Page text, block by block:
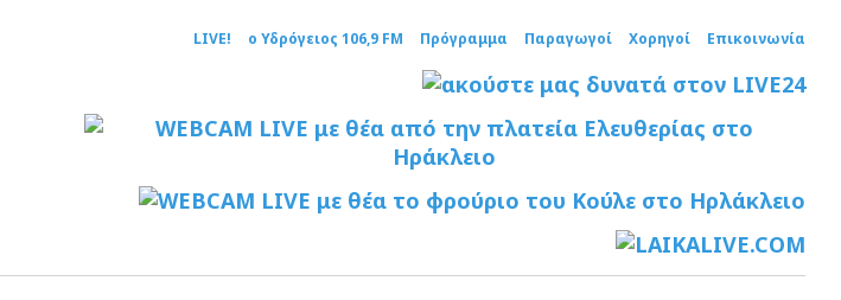
LIVE! ο Υδρόγειος 106,9 FM Πρόγραμμα Παραγωγοί Χορηγοί Επικοινωνία